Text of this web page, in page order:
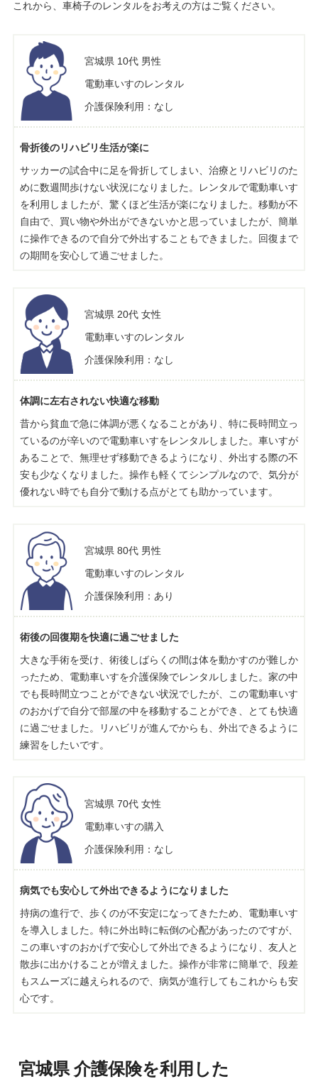
これから、車椅子のレンタルをお考えの方はご覧ください。
宮城県 10代 男性
電動車いすのレンタル
介護保険利用：なし
骨折後のリハビリ生活が楽に
サッカーの試合中に足を骨折してしまい、治療とリハビリのた
めに数週間歩けない状況になりました。レンタルで電動車いす
を利用しましたが、驚くほど生活が楽になりました。移動が不
自由で、買い物や外出ができないかと思っていましたが、簡単
に操作できるので自分で外出することもできました。回復まで
の期間を安心して過ごせました。
宮城県 20代 女性
電動車いすのレンタル
介護保険利用：なし
体調に左右されない快適な移動
昔から貧血で急に体調が悪くなることがあり、特に長時間立っ
ているのが辛いので電動車いすをレンタルしました。車いすが
あることで、無理せず移動できるようになり、外出する際の不
安も少なくなりました。操作も軽くてシンプルなので、気分が
優れない時でも自分で動ける点がとても助かっています。
宮城県 80代 男性
電動車いすのレンタル
介護保険利用：あり
術後の回復期を快適に過ごせました
大きな手術を受け、術後しばらくの間は体を動かすのが難しか
ったため、電動車いすを介護保険でレンタルしました。家の中
でも長時間立つことができない状況でしたが、この電動車いす
のおかげで自分で部屋の中を移動することができ、とても快適
に過ごせました。リハビリが進んでからも、外出できるように
練習をしたいです。
宮城県 70代 女性
電動車いすの購入
介護保険利用：なし
病気でも安心して外出できるようになりました
持病の進行で、歩くのが不安定になってきたため、電動車いす
を導入しました。特に外出時に転倒の心配があったのですが、
この車いすのおかげで安心して外出できるようになり、友人と
散歩に出かけることが増えました。操作が非常に簡単で、段差
もスムーズに越えられるので、病気が進行してもこれからも安
心です。
宮城県 介護保険を利用した